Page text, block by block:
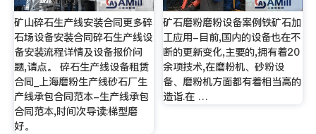
矿山碎石生产线安装合同更多碎
石场设备安装合同碎石生产线设
备安装流程详情及设备报价问
题,请点。 碎石生产线设备租赁
合同_上海磨粉生产线砂石厂生
产线承包合同范本-生产线承包
合同范本,时间次导读:梯型磨
好。
矿石磨粉磨粉设备案例铁矿石加
工应用-目前,国内的设备也在不
断的更新变化,主要的,拥有着20
余项技术,在磨粉机、砂粉设
备、磨粉机方面都有着相当高的
造诣.在 …